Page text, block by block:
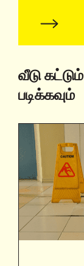
வீடு
படிக்கவும்